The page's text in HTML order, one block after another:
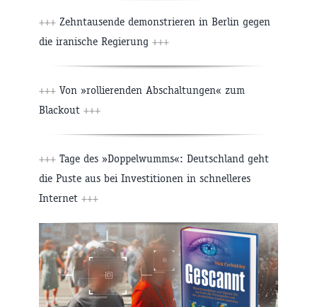
+++ Zehntausende demonstrieren in Berlin gegen
die iranische Regierung +++
+++ Von »rollierenden Abschaltungen« zum
Blackout +++
+++ Tage des »Doppelwumms«: Deutschland geht
die Puste aus bei Investitionen in schnelleres
Internet +++